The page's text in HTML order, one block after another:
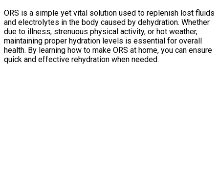
ORS is a simple yet vital solution used to replenish lost fluids
and electrolytes in the body caused by dehydration. Whether
due to illness, strenuous physical activity, or hot weather,
maintaining proper hydration levels is essential for overall
health. By learning how to make ORS at home, you can ensure
quick and effective rehydration when needed.